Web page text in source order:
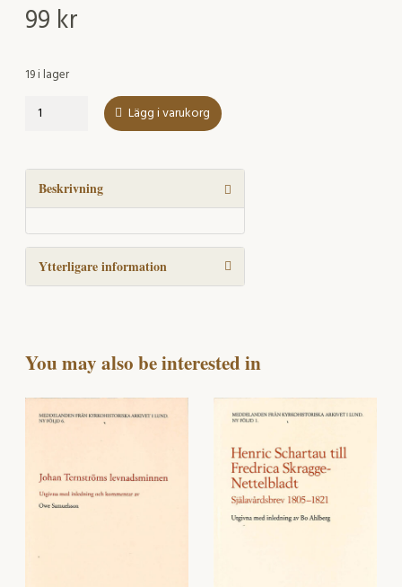
99 kr
19 i lager
LUKA
Kyrklig
sed
2002
mängd
Lägg i varukorg
Beskrivning
Ytterligare information
You may also be interested in